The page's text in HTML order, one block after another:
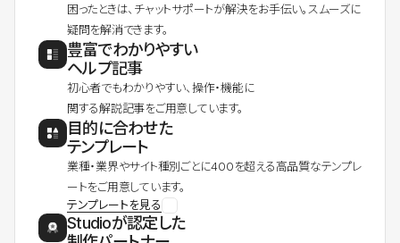
困ったときは、チャットサポートが解決をお手伝い。スムーズに
疑問を解消できます。
豊富でわかりやすい
ヘルプ記事
初心者でもわかりやすい、操作・機能に
関する解説記事をご用意しています。
目的に合わせた
テンプレート
業種・業界やサイト種別ごとに400を超える高品質なテンプレ
ートをご用意しています。
テンプレートを見る
Studioが認定した